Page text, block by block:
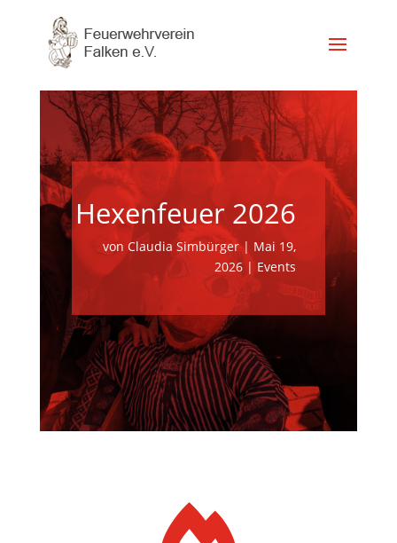
Hexenfeuer 2026
vonClaudia Simbürger| Mai 19,
2026 | Events